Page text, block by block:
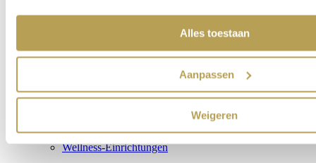
Alles toestaan
Aanpassen
Weigeren
Wellness-Einrichtungen